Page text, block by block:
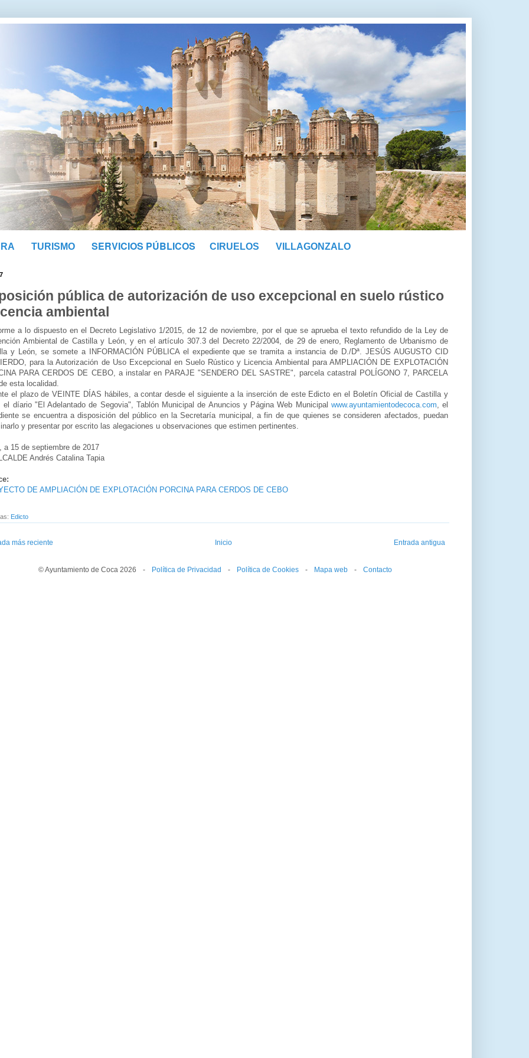
TURISMO SERVICIOS PÚBLICOS CIRUELOS VILLAGONZALO
pública de autorización de uso excepcional en suelo rústico
ambiental
a lo dispuesto en el Decreto Legislativo 1/2015, de 12 de noviembre, por el que se aprueba el texto refundido de la Ley de
Ambiental de Castilla y León, y en el artículo 307.3 del Decreto 22/2004, de 29 de enero, Reglamento de Urbanismo de
y León, se somete a INFORMACIÓN PÚBLICA el expediente que se tramita a instancia de D./Dª. JESÚS AUGUSTO CID
para la Autorización de Uso Excepcional en Suelo Rústico y Licencia Ambiental para AMPLIACIÓN DE EXPLOTACIÓN
PARA CERDOS DE CEBO, a instalar en PARAJE "SENDERO DEL SASTRE", parcela catastral POLÍGONO 7, PARCELA
esta localidad.
el plazo de VEINTE DÍAS hábiles, a contar desde el siguiente a la inserción de este Edicto en el Boletín Oficial de Castilla y
el díario "El Adelantado de Segovia", Tablón Municipal de Anuncios y Página Web Municipal www.ayuntamientodecoca.com , el
se encuentra a disposición del público en la Secretaría municipal, a fin de que quienes se consideren afectados, puedan
y presentar por escrito las alegaciones u observaciones que estimen pertinentes.
a 15 de septiembre de 2017
Andrés Catalina Tapia
DE AMPLIACIÓN DE EXPLOTACIÓN PORCINA PARA CERDOS DE CEBO
Edicto
más reciente Entrada antigua
Inicio
© Ayuntamiento de Coca 2026 --- Política de Privacidad --- Política de Cookies --- Mapa web --- Contacto